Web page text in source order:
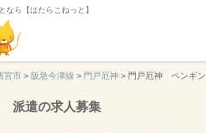
なら【はたらこねっと】
宮市 > 阪急今津線 > 門戸厄神 > 門戸厄神 ペンギ
派遣の求人募集